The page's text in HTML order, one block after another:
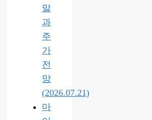
말
과
주
가
전
망
(2026.07.21)
마